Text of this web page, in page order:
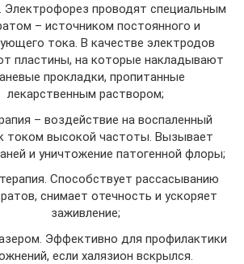
Электрофорез проводят специальным
– источником постоянного и
тока. В качестве электродов
пластины, на которые накладывают
прокладки, пропитанные
лекарственным раствором;
– воздействие на воспаленный
током высокой частоты. Вызывает
и уничтожение патогенной флоры;
Способствует рассасыванию
снимает отечность и ускоряет
заживление;
Эффективно для профилактики
если халязион вскрылся.